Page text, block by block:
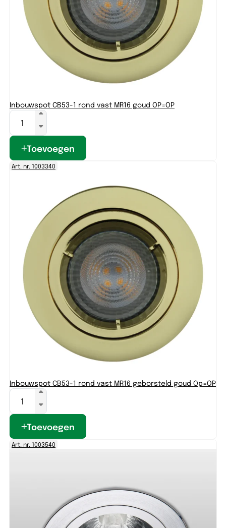
Inbouwspot CB53-1 rond vast MR16 goud OP=OP
Toevoegen
Art. nr. 1003340
Inbouwspot CB53-1 rond vast MR16 geborsteld goud Op=OP
Toevoegen
Art. nr. 1003540